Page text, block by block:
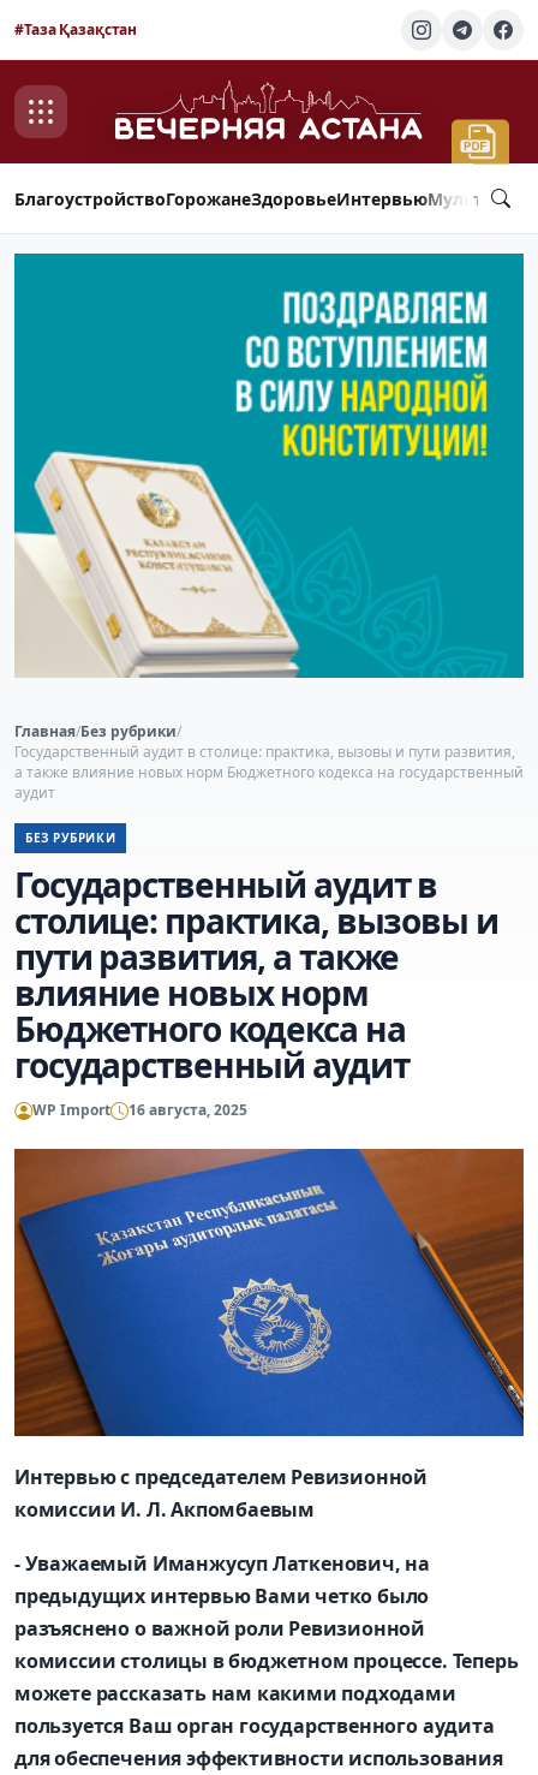
#Таза Қазақстан
БлагоустройствоГорожанеЗдоровьеИнтервью
Главная/Без рубрики/
Государственный аудит в столице: практика, вызовы и пути развития,
а также влияние новых норм Бюджетного кодекса на государственный
аудит
БЕЗ РУБРИКИ
Государственный аудит в
столице: практика, вызовы и
пути развития, а также
влияние новых норм
Бюджетного кодекса на
государственный аудит
WP Import 16 августа, 2025
Интервью с председателем Ревизионной
комиссии И. Л. Акпомбаевым
- Уважаемый Иманжусуп Латкенович, на
предыдущих интервью Вами четко было
разъяснено о важной роли Ревизионной
комиссии столицы в бюджетном процессе. Теперь
можете рассказать нам какими подходами
пользуется Ваш орган государственного аудита
для обеспечения эффективности использования